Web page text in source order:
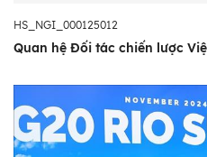
HS_NGI_000125012
Quan hệ Đối tác chiến lược